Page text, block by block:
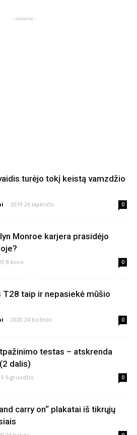
- reklama -
turėjo tokį keistą vamzdžio
- 2019 26 lapkričio 0
Monroe karjera prasidėjo
8 kovo 0
T28 taip ir nepasiekė mūšio
- 2020 24 birželio 0
testas – atskrenda
dalis)
6 gruodžio 0
carry on“ plakatai iš tikrųjų